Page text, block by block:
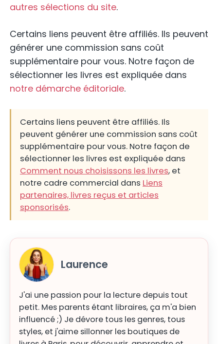
autres sélections du site.
Certains liens peuvent être affiliés. Ils peuvent
générer une commission sans coût
supplémentaire pour vous. Notre façon de
sélectionner les livres est expliquée dans
notre démarche éditoriale.
Certains liens peuvent être affiliés. Ils
peuvent générer une commission sans coût
supplémentaire pour vous. Notre façon de
sélectionner les livres est expliquée dans
Comment nous choisissons les livres, et
notre cadre commercial dans Liens
partenaires, livres reçus et articles
sponsorisés.
Laurence
J'ai une passion pour la lecture depuis tout
petit. Mes parents étant libraires, ça m'a bien
influencé ;) Je dévore tous les genres, tous
styles, et j'aime sillonner les boutiques de